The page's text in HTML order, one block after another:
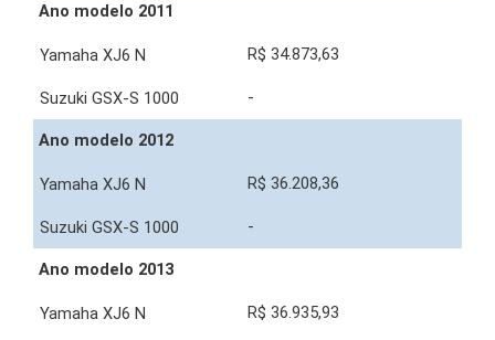
Ano modelo 2011
R$ 34.873,63
-
Ano modelo 2012
R$ 36.208,36
-
Ano modelo 2013
R$ 36.935,93